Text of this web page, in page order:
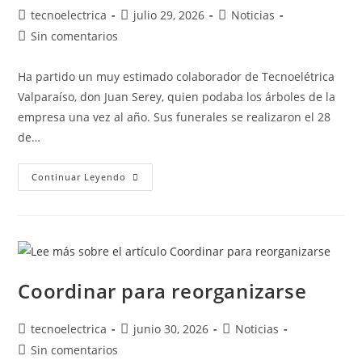
tecnoelectrica julio 29, 2026
Noticias
Sin comentarios
Ha partido un muy estimado colaborador de Tecnoelétrica
Valparaíso, don Juan Serey, quien podaba los árboles de la
empresa una vez al año. Sus funerales se realizaron el 28
de…
Continuar Leyendo
Coordinar para reorganizarse
tecnoelectrica junio 30, 2026
Noticias
Sin comentarios